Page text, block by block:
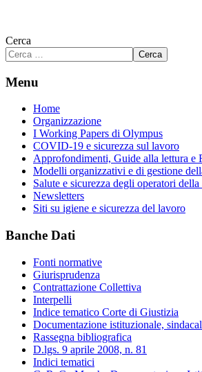
Cerca
Cerca
Menu
Home
Organizzazione
I Working Papers di Olympus
COVID-19 e sicurezza sul lavoro
Approfondimenti, Guide alla lettura e
Modelli organizzativi e di gestione
Salute e sicurezza degli operatori della
Newsletters
Siti su igiene e sicurezza del lavoro
Banche Dati
Fonti normative
Giurisprudenza
Contrattazione Collettiva
Interpelli
Indice tematico Corte di Giustizia
Documentazione istituzionale,
Rassegna bibliografica
D.lgs. 9 aprile 2008, n. 81
Indici tematici